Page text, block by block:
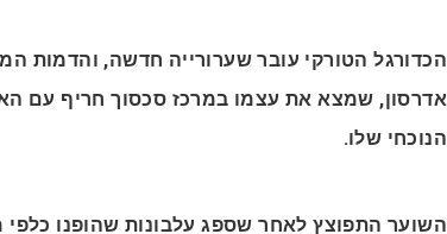
הכדורגל הטורקי עובר שערורייה חדשה, והדמות
אדרסון, שמצא את עצמו במרכז סכסוך חריף עם
הנוכחי שלו.
השוער התפוצץ לאחר שספג עלבונות שהופנו